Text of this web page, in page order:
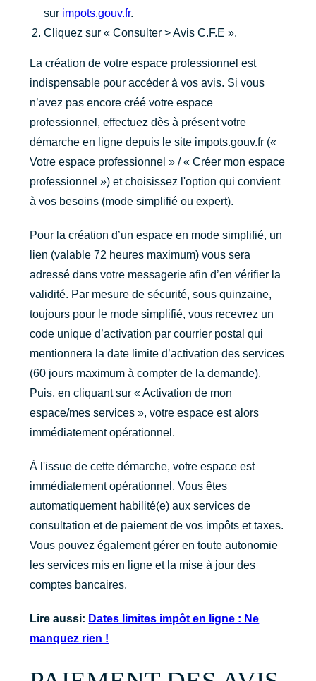
sur impots.gouv.fr.
Cliquez sur « Consulter > Avis C.F.E ».
La création de votre espace professionnel est
indispensable pour accéder à vos avis. Si vous
n’avez pas encore créé votre espace
professionnel, effectuez dès à présent votre
démarche en ligne depuis le site impots.gouv.fr («
Votre espace professionnel » / « Créer mon espace
professionnel ») et choisissez l'option qui convient
à vos besoins (mode simplifié ou expert).
Pour la création d’un espace en mode simplifié, un
lien (valable 72 heures maximum) vous sera
adressé dans votre messagerie afin d’en vérifier la
validité. Par mesure de sécurité, sous quinzaine,
toujours pour le mode simplifié, vous recevrez un
code unique d’activation par courrier postal qui
mentionnera la date limite d’activation des services
(60 jours maximum à compter de la demande).
Puis, en cliquant sur « Activation de mon
espace/mes services », votre espace est alors
immédiatement opérationnel.
À l'issue de cette démarche, votre espace est
immédiatement opérationnel. Vous êtes
automatiquement habilité(e) aux services de
consultation et de paiement de vos impôts et taxes.
Vous pouvez également gérer en toute autonomie
les services mis en ligne et la mise à jour des
comptes bancaires.
Lire aussi: Dates limites impôt en ligne : Ne
manquez rien !